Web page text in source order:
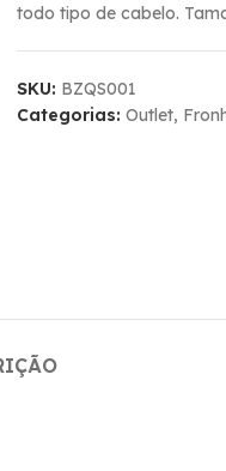
todo tipo de cabelo.
SKU: BZQS001
Categorias: Outlet,